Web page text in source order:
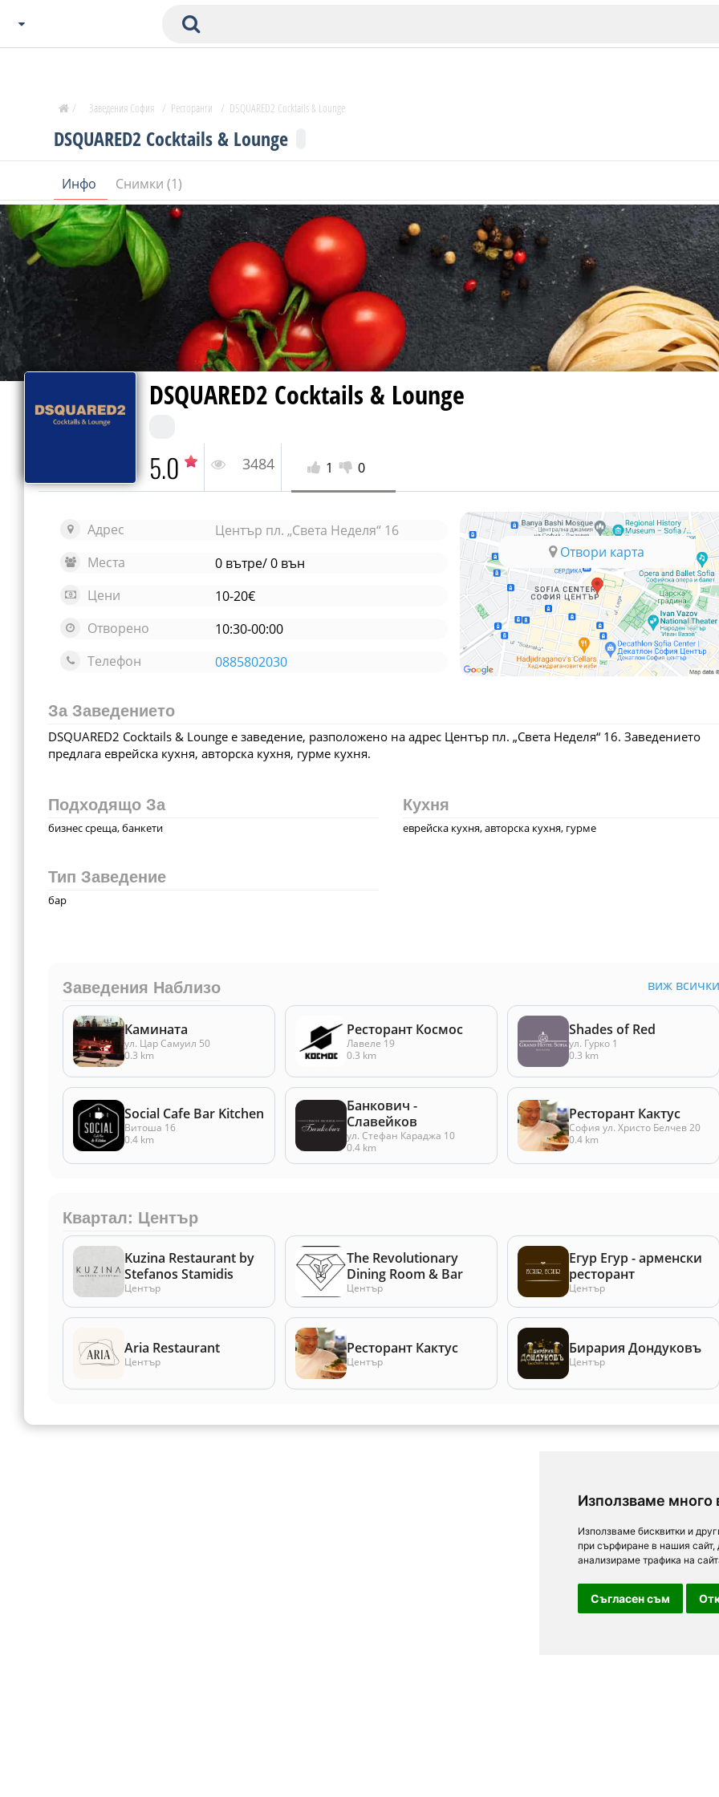
Използваме много
Използваме бисквитки и
при сърфиране в нашия
анализираме трафика на
Съгласен съм
Пловдив
Бургас
В. Търново
Банско
Всички останали
СОФИЯ
Пловдив
В. Търново
Банско
DSQUARED2 Cocktails & Lounge
Инфо Снимки (1)
/ Заведения София / Ресторанти / DSQUARED2 Cocktails & Lounge
DSQUARED2 Cocktails & Lounge
5.0 3484 1 0
Адрес
Център пл. „Света Неделя“ 16
Места
0 вътре/ 0 вън
Цени
10-20€
Отворено
10:30-00:00
Телефон
0885802030
Отвори карта
За Заведението
DSQUARED2 Cocktails & Lounge е заведение, разположено на адрес Център пл. „Света Неделя“ 16. Заведението
предлага еврейска кухня, авторска кухня, гурме кухня.
Подходящо За
бизнес среща, банкети
Тип Заведение
бар
Кухня
еврейска кухня, авторска кухня, гурме
Заведения Наблизо виж всички
Камината
ул. Цар Самуил 50
0.3 km
Ресторант Космос
Лавеле 19
0.3 km
Shades of Red
ул. Гурко 1
0.3 km
Social Cafe Bar Kitchen
Витоша 16
0.4 km
Банкович -
Славейков
ул. Стефан Караджа 10
0.4 km
Ресторант Кактус
София ул. Христо Белчев 20
0.4 km
Квартал: Център
Kuzina Restaurant by
Stefanos Stamidis
Център
The Revolutionary
Dining Room & Bar
Център
Егур Егур - арменски
ресторант
Център
Aria Restaurant
Център
Ресторант Кактус
Център
Бирария Дондуковъ
Център